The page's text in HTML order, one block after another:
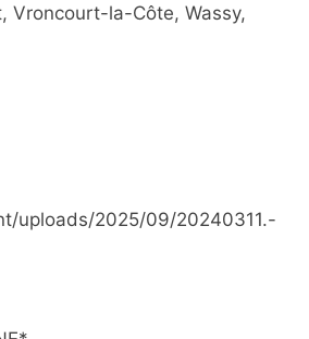
Vroncourt-la-Côte, Wassy,
uploads/2025/09/20240311.-